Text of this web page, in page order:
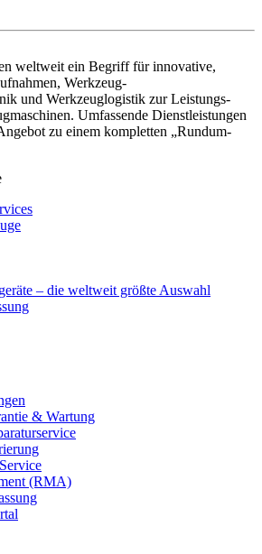
weltweit ein Begriff für innovative,
Werkzeug-
und Werkzeuglogistik zur Leistungs-
Umfassende Dienstleistungen
zu einem kompletten „Rundum-
– die weltweit größte Auswahl
& Wartung
(RMA)